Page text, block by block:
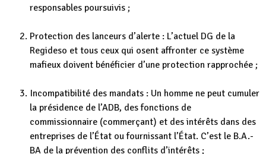
responsables poursuivis ;
Protection des lanceurs d’alerte : L’actuel DG de la
Regideso et tous ceux qui osent affronter ce système
mafieux doivent bénéficier d’une protection rapprochée ;
Incompatibilité des mandats : Un homme ne peut cumuler
la présidence de l’ADB, des fonctions de
commissionnaire (commerçant) et des intérêts dans des
entreprises de l’État ou fournissant l’État. C’est le B.A.-
BA de la prévention des conflits d’intérêts ;